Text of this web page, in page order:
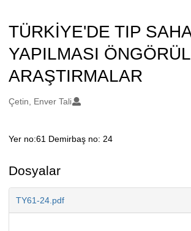
TÜRKİYE'DE TIP
YAPILMASI
ARAŞTIRMALAR
Oluşturanlar
Çetin, Enver Tali
Açıklama
Yer no:61 Demirbaş no: 24
Dosyalar
TY61-24.pdf